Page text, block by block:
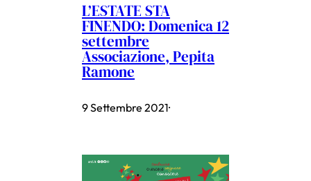
L’ESTATE STA
FINENDO: Domenica 12
settembre
Associazione, Pepita
Ramone
9 Settembre 2021·